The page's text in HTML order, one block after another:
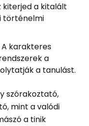
kiterjed a kitalált
történelmi
A karakteres
a
a tanulást.
szórakoztató,
mint a valódi
a tinik